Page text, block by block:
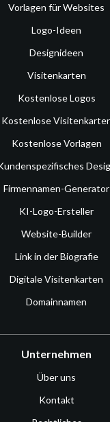
Vorlagen für Websites
Logo-Ideen
Designideen
Visitenkarten
Kostenlose Logos
Kostenlose
Kostenlose Vorlagen
Firmennamen-Generator
KI-Logo-Ersteller
Website-Builder
Link in der Biografie
Digitale Visitenkarten
Domainnamen
Unternehmen
Über uns
Kontakt